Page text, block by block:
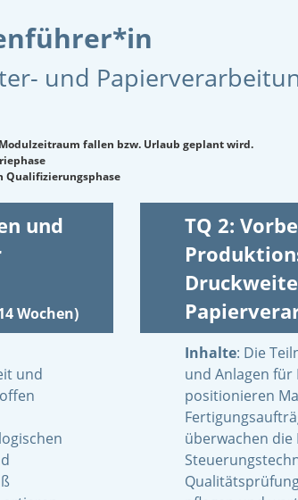
und
fallen bzw. Urlaub geplant wird.
Qualifizierungsphase
und
Wochen)
und
TQ 2:
Inhalte: Die
und Anlagen
positionieren
überwachen